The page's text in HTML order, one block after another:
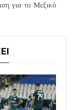
για το Μεξικό